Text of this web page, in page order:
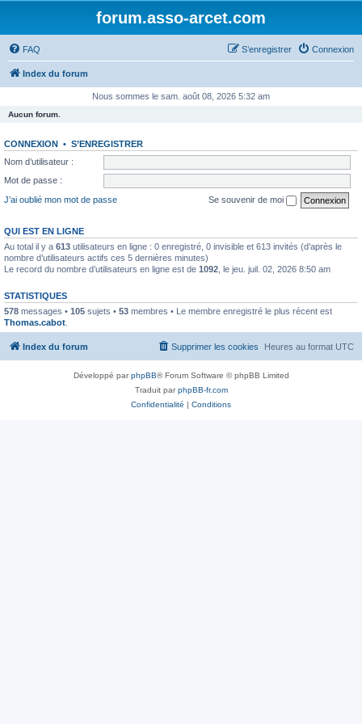
forum.asso-arcet.com
FAQ Connexion
S’enregistrer
Index du forum
Nous sommes le sam. août 08, 2026 5:32 am
Aucun forum.
CONNEXION • S’ENREGISTRER
Nom d’utilisateur :
Mot de passe :
J’ai oublié mon mot de passe
Se souvenir de moi
QUI EST EN LIGNE
Au total il y a 613 utilisateurs en ligne : 0 enregistré, 0 invisible et 613 invités (d’après le
nombre d’utilisateurs actifs ces 5 dernières minutes)
Le record du nombre d’utilisateurs en ligne est de 1092 , le jeu. juil. 02, 2026 8:50 am
STATISTIQUES
578 messages • 105 sujets • 53 membres • Le membre enregistré le plus récent est
Thomas.cabot
Index du forum Heures au format UTC
Supprimer les cookies
Développé parphpBB® Forum Software © phpBB Limited
Traduit parphpBB-fr.com
Confidentialité | Conditions